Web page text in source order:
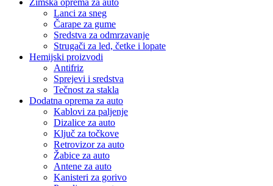
Zimska oprema za auto
Lanci za sneg
Čarape za gume
Sredstva za odmrzavanje
Strugači za led, četke i lopate
Hemijski proizvodi
Antifriz
Sprejevi i sredstva
Tečnost za stakla
Dodatna oprema za auto
Kablovi za paljenje
Dizalice za auto
Ključ za točkove
Retrovizor za auto
Žabice za auto
Antene za auto
Kanisteri za gorivo